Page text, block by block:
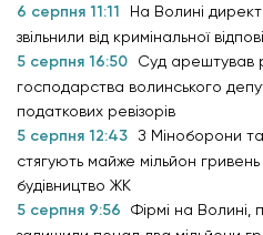
6 серпня 11:11
На Волині
звільнили від кримінальної
5 серпня 16:50
Суд арештував
господарства волинського
податкових ревізорів
5 серпня 12:43 З Міноборони
стягують майже мільйон
будівництво ЖК
5 серпня 9:56
Фірмі на Волині,